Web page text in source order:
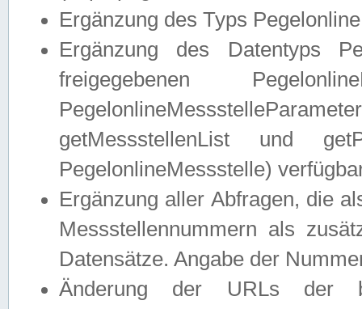
Ergänzung des Typs
Ergänzung des Datentyps
freigegebenen
getMessstellenList und
PegelonlineMessstelle)
Ergänzung aller Abfragen, die
Messstellennummern als
Datensätze. Angabe der
Änderung der URLs der